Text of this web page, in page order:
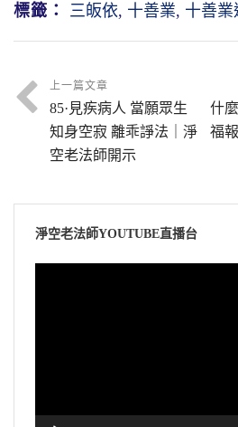
標籤： 三皈依, 十善業, 十善業
上一篇文章
85·見疾病人 當願眾生
知身空寂 離乖諍法｜淨
空老法師開示
什
福
淨空老法師YOUTUBE直播台